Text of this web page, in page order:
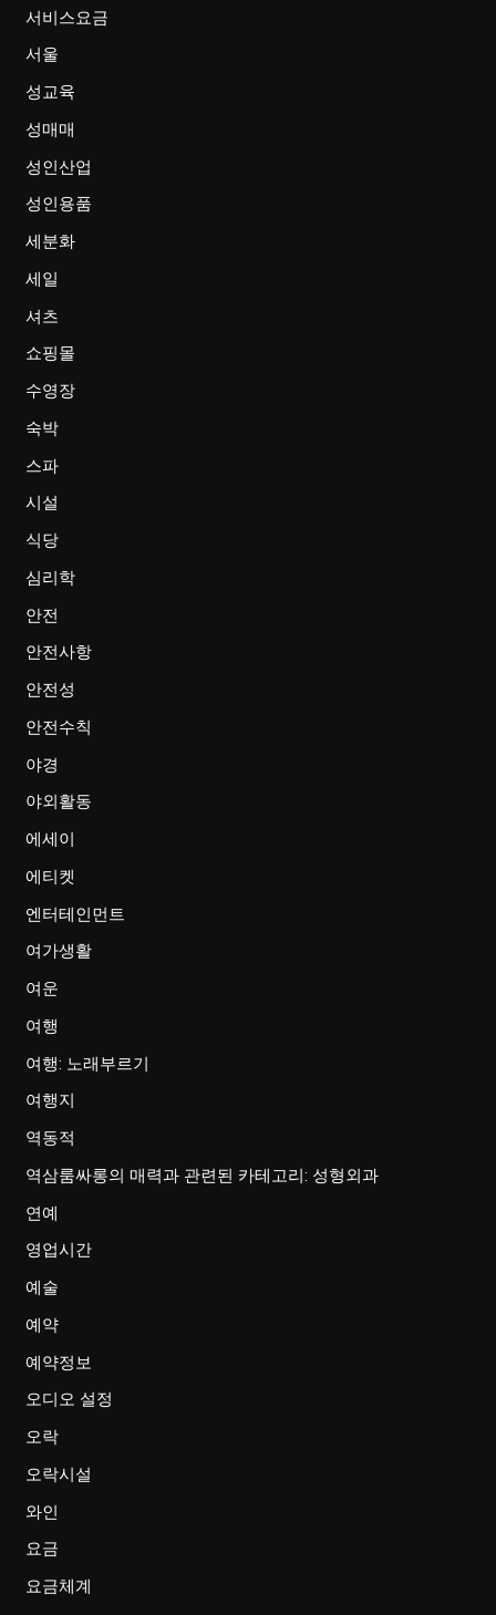
서비스요금
서울
성교육
성매매
성인산업
성인용품
세분화
세일
셔츠
쇼핑몰
수영장
숙박
스파
시설
식당
심리학
안전
안전사항
안전성
안전수칙
야경
야외활동
에세이
에티켓
엔터테인먼트
여가생활
여운
여행
여행: 노래부르기
여행지
역동적
역삼룸싸롱의 매력과 관련된 카테고리: 성형외과
연예
영업시간
예술
예약
예약정보
오디오 설정
오락
오락시설
와인
요금
요금체계